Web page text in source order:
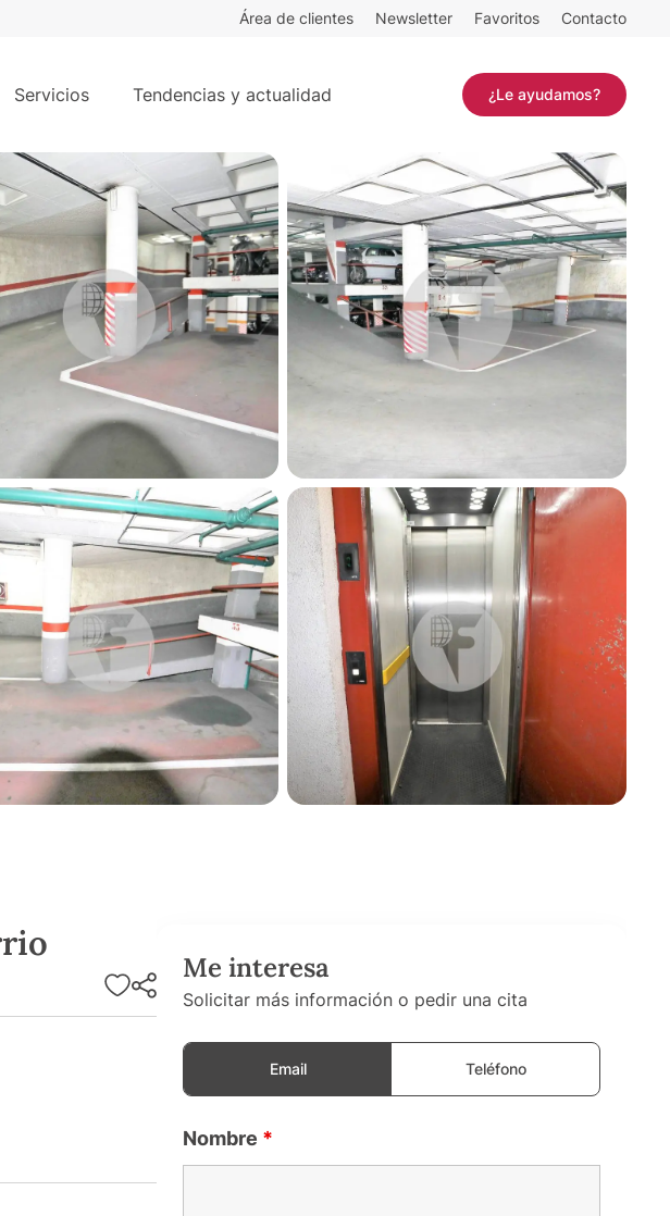
Área de clientes Newsletter Favoritos Contacto
Servicios Tendencias y actualidad ¿Le ayudamos?
de Barcelona.
Me interesa
Solicitar más información o pedir una cita
Email Teléfono
Nombre *